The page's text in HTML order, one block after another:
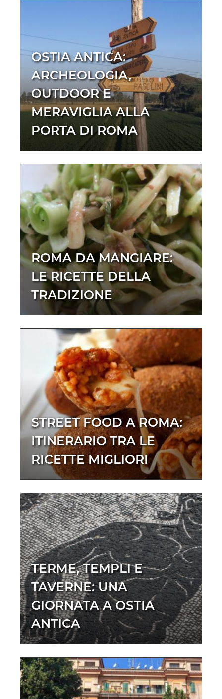
OSTIA ANTICA:
ARCHEOLOGIA,
OUTDOOR E
MERAVIGLIA ALLA
PORTA DI ROMA
ROMA DA MANGIARE:
LE RICETTE DELLA
TRADIZIONE
STREET FOOD A ROMA:
ITINERARIO TRA LE
RICETTE MIGLIORI
TERME, TEMPLI E
TAVERNE: UNA
GIORNATA A OSTIA
ANTICA